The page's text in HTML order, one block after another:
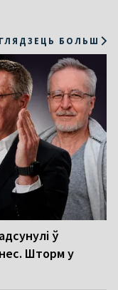
ГЛЯДЗЕЦЬ БОЛЬШ
ў
Шторм у